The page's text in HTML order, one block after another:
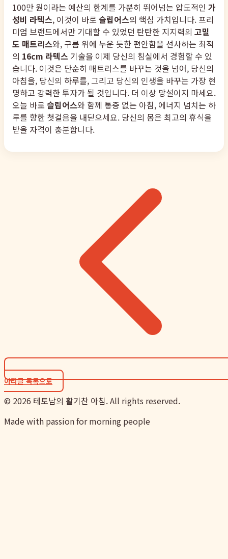
100만 원이라는 예산의 한계를 가뿐히 뛰어넘는 압도적인 가
성비 라텍스, 이것이 바로 슬립어스의 핵심 가치입니다. 프리
미엄 브랜드에서만 기대할 수 있었던 탄탄한 지지력의 고밀
도 매트리스와, 구름 위에 누운 듯한 편안함을 선사하는 최적
의 16cm 라텍스 기술을 이제 당신의 침실에서 경험할 수 있
습니다. 이것은 단순히 매트리스를 바꾸는 것을 넘어, 당신의
아침을, 당신의 하루를, 그리고 당신의 인생을 바꾸는 가장 현
명하고 강력한 투자가 될 것입니다. 더 이상 망설이지 마세요.
오늘 바로 슬립어스와 함께 통증 없는 아침, 에너지 넘치는 하
루를 향한 첫걸음을 내딛으세요. 당신의 몸은 최고의 휴식을
받을 자격이 충분합니다.
아티클 목록으로
© 2026 테토남의 활기찬 아침. All rights reserved.
Made with passion for morning people